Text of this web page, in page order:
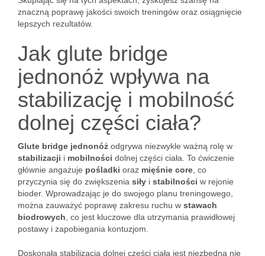
znaczną poprawę jakości swoich treningów oraz osiągnięcie
lepszych rezultatów.
Jak glute bridge
jednonóż wpływa na
stabilizację i mobilność
dolnej części ciała?
Glute bridge jednonóż odgrywa niezwykle ważną rolę w
stabilizacji i mobilności dolnej części ciała. To ćwiczenie
głównie angażuje pośladki oraz mięśnie core , co
przyczynia się do zwiększenia siły i stabilności w rejonie
bioder. Wprowadzając je do swojego planu treningowego,
można zauważyć poprawę zakresu ruchu w stawach
biodrowych , co jest kluczowe dla utrzymania prawidłowej
postawy i zapobiegania kontuzjom.
Doskonała stabilizacja dolnej części ciała jest niezbędna nie